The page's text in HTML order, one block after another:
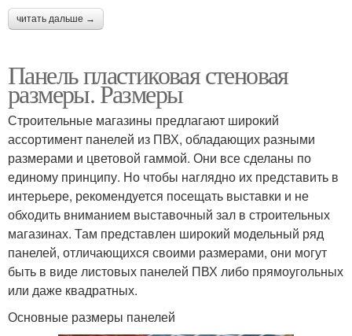
читать дальше →
Панель пластиковая стеновая
размеры. Размеры
Строительные магазины предлагают широкий
ассортимент панелей из ПВХ, обладающих разными
размерами и цветовой гаммой. Они все сделаны по
единому принципу. Но чтобы наглядно их представить в
интерьере, рекомендуется посещать выставки и не
обходить вниманием выставочный зал в строительных
магазинах. Там представлен широкий модельный ряд
панелей, отличающихся своими размерами, они могут
быть в виде листовых панелей ПВХ либо прямоугольных
или даже квадратных.
Основные размеры панелей